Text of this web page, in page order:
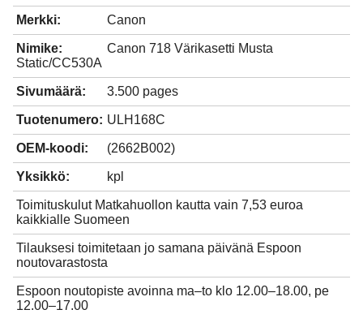
Merkki: Canon
Nimike:
Canon 718 Värikasetti Musta
Static/CC530A
Sivumäärä: 3.500 pages
Tuotenumero: ULH168C
OEM-koodi: (2662B002)
Yksikkö: kpl
Toimituskulut Matkahuollon kautta vain 7,53 euroa
kaikkialle Suomeen
Tilauksesi toimitetaan jo samana päivänä Espoon
noutovarastosta
Espoon noutopiste avoinna ma–to klo 12.00–18.00, pe
12.00–17.00